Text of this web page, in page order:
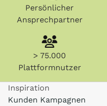
Persönlicher
Ansprechpartner
> 75.000
Plattformnutzer
Inspiration
Kunden Kampagnen